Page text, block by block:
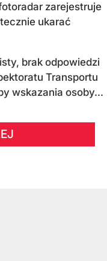
zarejestruje
ukarać
brak odpowiedzi
Transportu
wskazania osoby...